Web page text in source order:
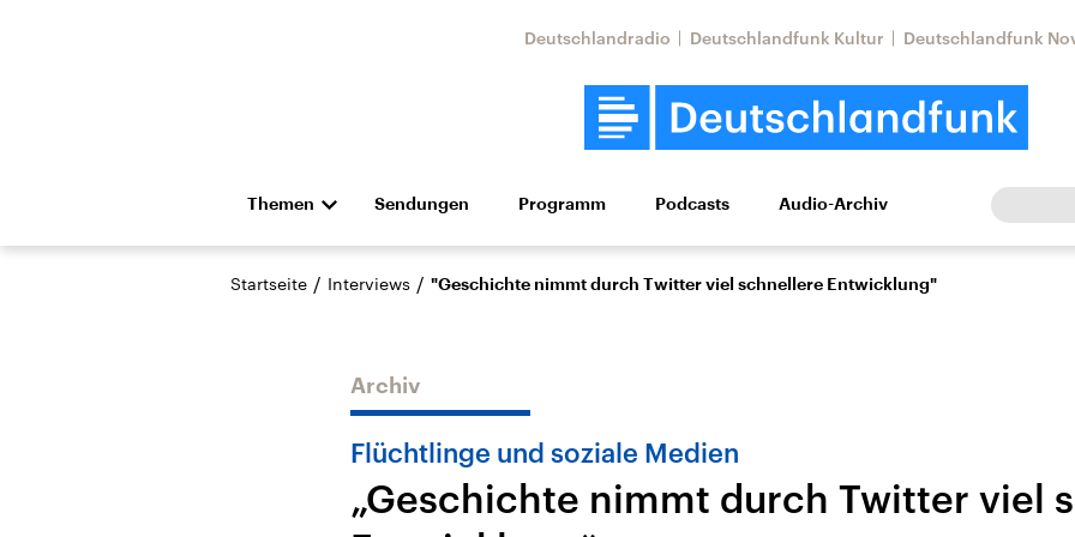
Deutschlandradio Deutschlandfunk Kultur Deutschlandfunk
Themen
Die Nachrichten Politik Wirtschaft Wissen Kultur Europa
Hörspiel und Feature Musik
Aktuelle Beiträge,
Nahostkonflikt
Iran
Faktenchecks
Sendungen Programm Podcasts Audio-Archiv
Startseite / Interviews / "Geschichte nimmt durch Twitter viel schnellere Entwicklung"
Archiv
Flüchtlinge und soziale Medien
„Geschichte nimmt durch Twitter viel